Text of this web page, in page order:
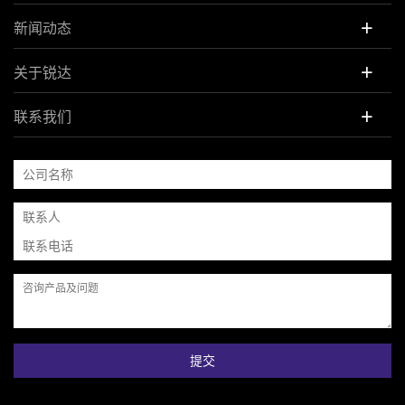
新闻动态 +
关于锐达 +
联系我们 +
提交